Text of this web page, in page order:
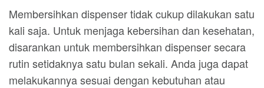
Membersihkan dispenser tidak cukup dilakukan satu
kali saja. Untuk menjaga kebersihan dan kesehatan,
disarankan untuk membersihkan dispenser secara
rutin setidaknya satu bulan sekali. Anda juga dapat
melakukannya sesuai dengan kebutuhan atau